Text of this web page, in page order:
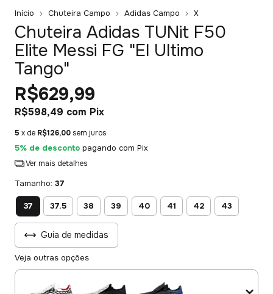
Início Chuteira Campo Adidas Campo X
Chuteira Adidas TUNit F50
Elite Messi FG "El Ultimo
Tango"
R$629,99
R$598,49 com Pix
5 x de R$126,00 sem juros
5% de desconto pagando com Pix
Ver mais detalhes
Tamanho: 37
37 37.5 38 39 40 41 42 43
Guia de medidas
Veja outras opções